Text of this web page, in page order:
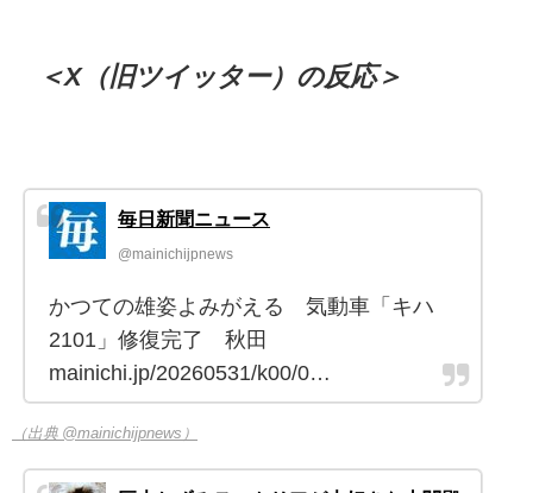
＜X（旧ツイッター）の反応＞
毎日新聞ニュース
@mainichijpnews
かつての雄姿よみがえる 気動車「キハ
2101」修復完了 秋田
mainichi.jp/20260531/k00/0…
（出典 @mainichijpnews）